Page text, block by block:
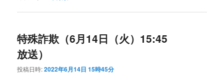
特殊詐欺（6月14日（火）15:45
放送）
投稿日時:2022年6月14日 15時45分